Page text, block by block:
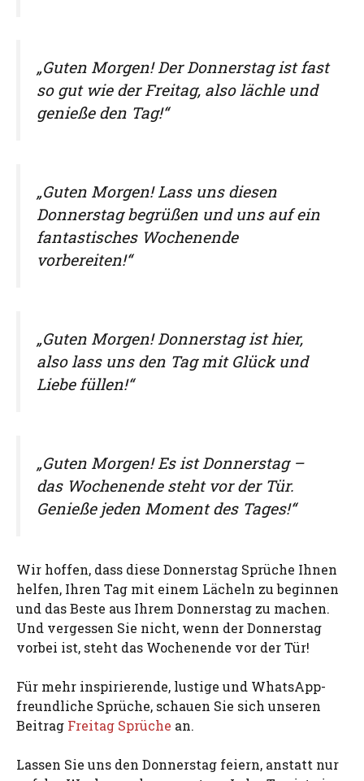
„Guten Morgen! Der Donnerstag ist fast
so gut wie der Freitag, also lächle und
genieße den Tag!“
„Guten Morgen! Lass uns diesen
Donnerstag begrüßen und uns auf ein
fantastisches Wochenende
vorbereiten!“
„Guten Morgen! Donnerstag ist hier,
also lass uns den Tag mit Glück und
Liebe füllen!“
„Guten Morgen! Es ist Donnerstag –
das Wochenende steht vor der Tür.
Genieße jeden Moment des Tages!“
Wir hoffen, dass diese Donnerstag Sprüche Ihnen
helfen, Ihren Tag mit einem Lächeln zu beginnen
und das Beste aus Ihrem Donnerstag zu machen.
Und vergessen Sie nicht, wenn der Donnerstag
vorbei ist, steht das Wochenende vor der Tür!
Für mehr inspirierende, lustige und WhatsApp-
freundliche Sprüche, schauen Sie sich unseren
Beitrag Freitag Sprüche an.
Lassen Sie uns den Donnerstag feiern, anstatt nur